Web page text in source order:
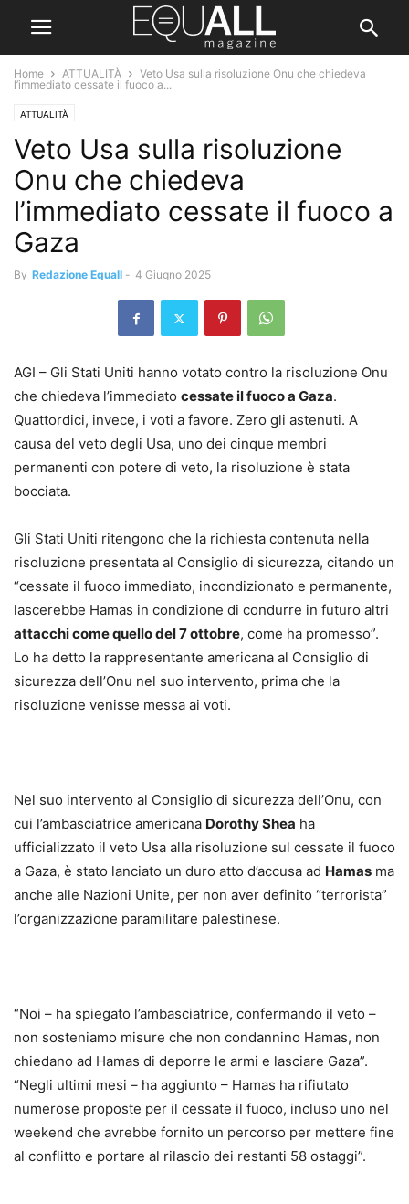
Home ATTUALITÀ
Veto Usa sulla risoluzione Onu che chiedeva
l’immediato cessate il fuoco a...
ATTUALITÀ
Veto Usa sulla risoluzione
Onu che chiedeva
l’immediato cessate il fuoco a
Gaza
By Redazione Equall - 4 Giugno 2025
AGI – Gli Stati Uniti hanno votato contro la risoluzione Onu
che chiedeva l’immediato cessate il fuoco a Gaza.
Quattordici, invece, i voti a favore. Zero gli astenuti. A
causa del veto degli Usa, uno dei cinque membri
permanenti con potere di veto, la risoluzione è stata
bocciata.
Gli Stati Uniti ritengono che la richiesta contenuta nella
risoluzione presentata al Consiglio di sicurezza, citando un
“cessate il fuoco immediato, incondizionato e permanente,
lascerebbe Hamas in condizione di condurre in futuro altri
attacchi come quello del 7 ottobre, come ha promesso”.
Lo ha detto la rappresentante americana al Consiglio di
sicurezza dell’Onu nel suo intervento, prima che la
risoluzione venisse messa ai voti.
Nel suo intervento al Consiglio di sicurezza dell’Onu, con
cui l’ambasciatrice americana Dorothy Shea ha
ufficializzato il veto Usa alla risoluzione sul cessate il fuoco
a Gaza, è stato lanciato un duro atto d’accusa ad Hamas ma
anche alle Nazioni Unite, per non aver definito “terrorista”
l’organizzazione paramilitare palestinese.
“Noi – ha spiegato l’ambasciatrice, confermando il veto –
non sosteniamo misure che non condannino Hamas, non
chiedano ad Hamas di deporre le armi e lasciare Gaza”.
“Negli ultimi mesi – ha aggiunto – Hamas ha rifiutato
numerose proposte per il cessate il fuoco, incluso uno nel
weekend che avrebbe fornito un percorso per mettere fine
al conflitto e portare al rilascio dei restanti 58 ostaggi”.